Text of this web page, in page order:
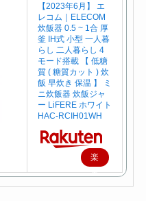
【2023年6月】 エ
レコム｜ELECOM
炊飯器 0.5 ~ 1合 厚
釜 IH式 小型 一人暮
らし 二人暮らし 4
モード搭載 【 低糖
質 ( 糖質カット ) 炊
飯 早炊き 保温 】 ミ
ニ炊飯器 炊飯ジャ
ー LiFERE ホワイト
HAC-RCIH01WH
楽
天